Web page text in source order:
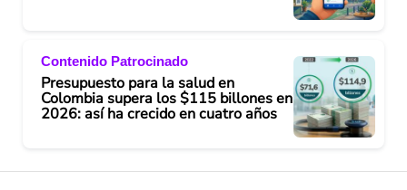
Contenido Patrocinado
Presupuesto para la salud en
Colombia supera los $115 billones en
2026: así ha crecido en cuatro años